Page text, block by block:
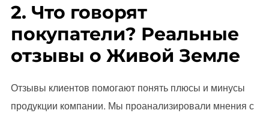
2. Что говорят
покупатели? Реальные
отзывы о Живой Земле
Отзывы клиентов помогают понять плюсы и минусы
продукции компании. Мы проанализировали мнения с